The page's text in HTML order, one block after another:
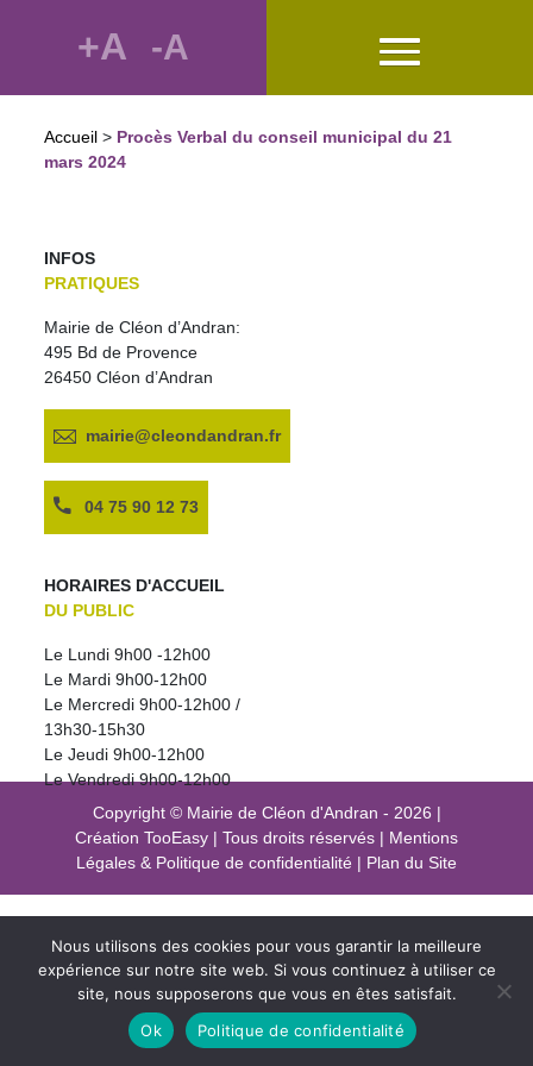
+A -A
Accueil > Procès Verbal du conseil municipal du 21
mars 2024
INFOS
PRATIQUES
Mairie de Cléon d’Andran:
495 Bd de Provence
26450 Cléon d’Andran
mairie@cleondandran.fr
04 75 90 12 73
HORAIRES D'ACCUEIL
DU PUBLIC
Le Lundi 9h00 -12h00
Le Mardi 9h00-12h00
Le Mercredi 9h00-12h00 /
13h30-15h30
Le Jeudi 9h00-12h00
Le Vendredi 9h00-12h00
Copyright © Mairie de Cléon d'Andran - 2026 |
Création TooEasy | Tous droits réservés | Mentions
Légales & Politique de confidentialité | Plan du Site
Nous utilisons des cookies pour vous garantir la meilleure
expérience sur notre site web. Si vous continuez à utiliser ce
site, nous supposerons que vous en êtes satisfait.
Ok
Politique de confidentialité